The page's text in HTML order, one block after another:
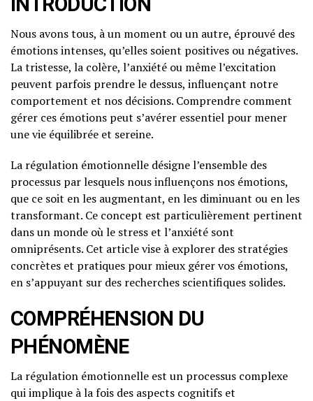
Nous avons tous, à un moment ou un autre, éprouvé des
émotions intenses, qu’elles soient positives ou négatives.
La tristesse, la colère, l’anxiété ou même l’excitation
peuvent parfois prendre le dessus, influençant notre
comportement et nos décisions. Comprendre comment
gérer ces émotions peut s’avérer essentiel pour mener
une vie équilibrée et sereine.
La régulation émotionnelle désigne l’ensemble des
processus par lesquels nous influençons nos émotions,
que ce soit en les augmentant, en les diminuant ou en les
transformant. Ce concept est particulièrement pertinent
dans un monde où le stress et l’anxiété sont
omniprésents. Cet article vise à explorer des stratégies
concrètes et pratiques pour mieux gérer vos émotions,
en s’appuyant sur des recherches scientifiques solides.
COMPRÉHENSION DU
PHÉNOMÈNE
La régulation émotionnelle est un processus complexe
qui implique à la fois des aspects cognitifs et